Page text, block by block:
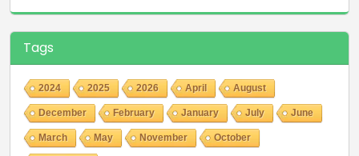
Tags
2024 2025 2026 April August
December February January July June
March May November October